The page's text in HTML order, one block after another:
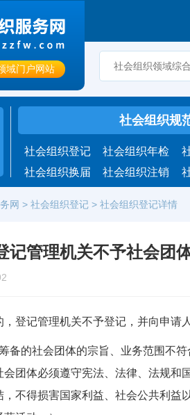
域门户网站
社会组织规
社会组织登记 社会组织年检
社会组织换届
社会组织注销
网 > 社会组织登记 > 社会组织登记详情
记管理机关不予社会团
登记管理机关不予登记，并向申请
备的社会团体的宗旨、业务范围不
团体必须遵守宪法、法律、法规
不得损害国家利益、社会公共利